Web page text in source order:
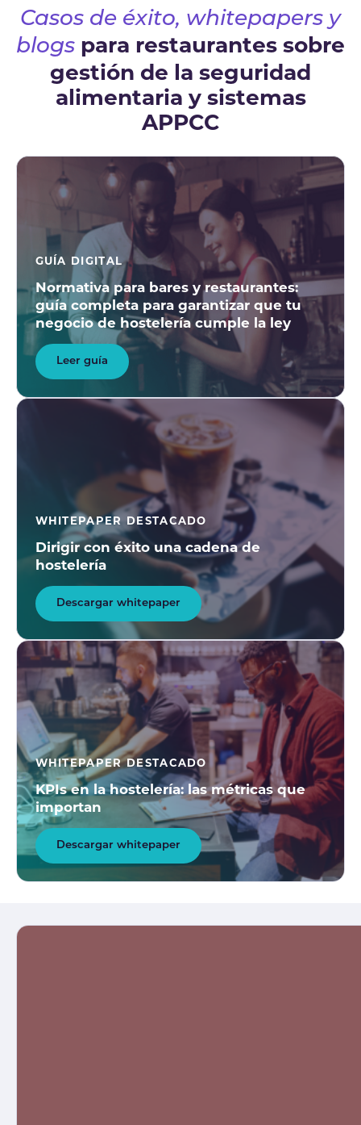
Casos de éxito, whitepapers y
blogs para restaurantes sobre
gestión de la seguridad
alimentaria y sistemas
APPCC
GUÍA DIGITAL
Normativa para bares y restaurantes:
guía completa para garantizar que tu
negocio de hostelería cumple la ley
Leer guía
WHITEPAPER DESTACADO
Dirigir con éxito una cadena de
hostelería
Descargar whitepaper
WHITEPAPER DESTACADO
KPIs en la hostelería: las métricas que
importan
Descargar whitepaper